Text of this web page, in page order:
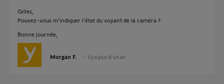
Gilles,
Pouvez-vous m'indiquer l'état du voyant de la caméra ?
Bonne journée,
Morgan F. il y a plus d'un an